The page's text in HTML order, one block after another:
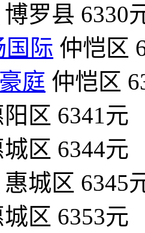
博罗县 6330
国际 仲恺区
庭 仲恺区
阳区 6341元
城区 6344元
惠城区 6345
城区 6353元